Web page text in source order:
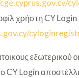
χρήστη CY
εξωτερικού
CY Login